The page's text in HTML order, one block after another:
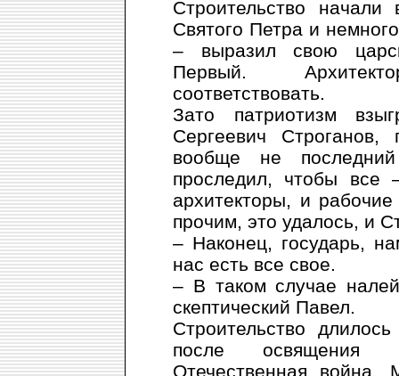
Строительство
Святого Петра и
– выразил свою
Первый.
соответствовать.
Зато патриотизм
Сергеевич Строганов,
вообще не
проследил, чтобы
архитекторы, и
прочим, это удалось, и
– Наконец, государь,
нас есть все свое.
– В таком случае
скептический Павел.
Строительство
после освящения
Отечественная война.